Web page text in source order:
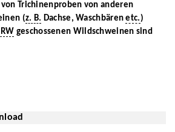
Trichinenproben von anderen
(z. B. Dachse, Waschbärenetc. )
geschossenen Wildschweinen sind